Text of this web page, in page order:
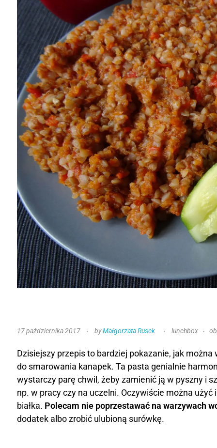
K
a
s
z
a
g
17 października 2017 byMałgorzata Rusek lunchbox
Dzisiejszy przepis to bardziej pokazanie, jak
do smarowania kanapek. Ta pasta genialnie
wystarczy parę chwil, żeby zamienić ją w pyszny i
np. w pracy czy na uczelni. Oczywiście można
białka. Polecam nie poprzestawać na warzywach
dodatek albo zrobić ulubioną surówkę.